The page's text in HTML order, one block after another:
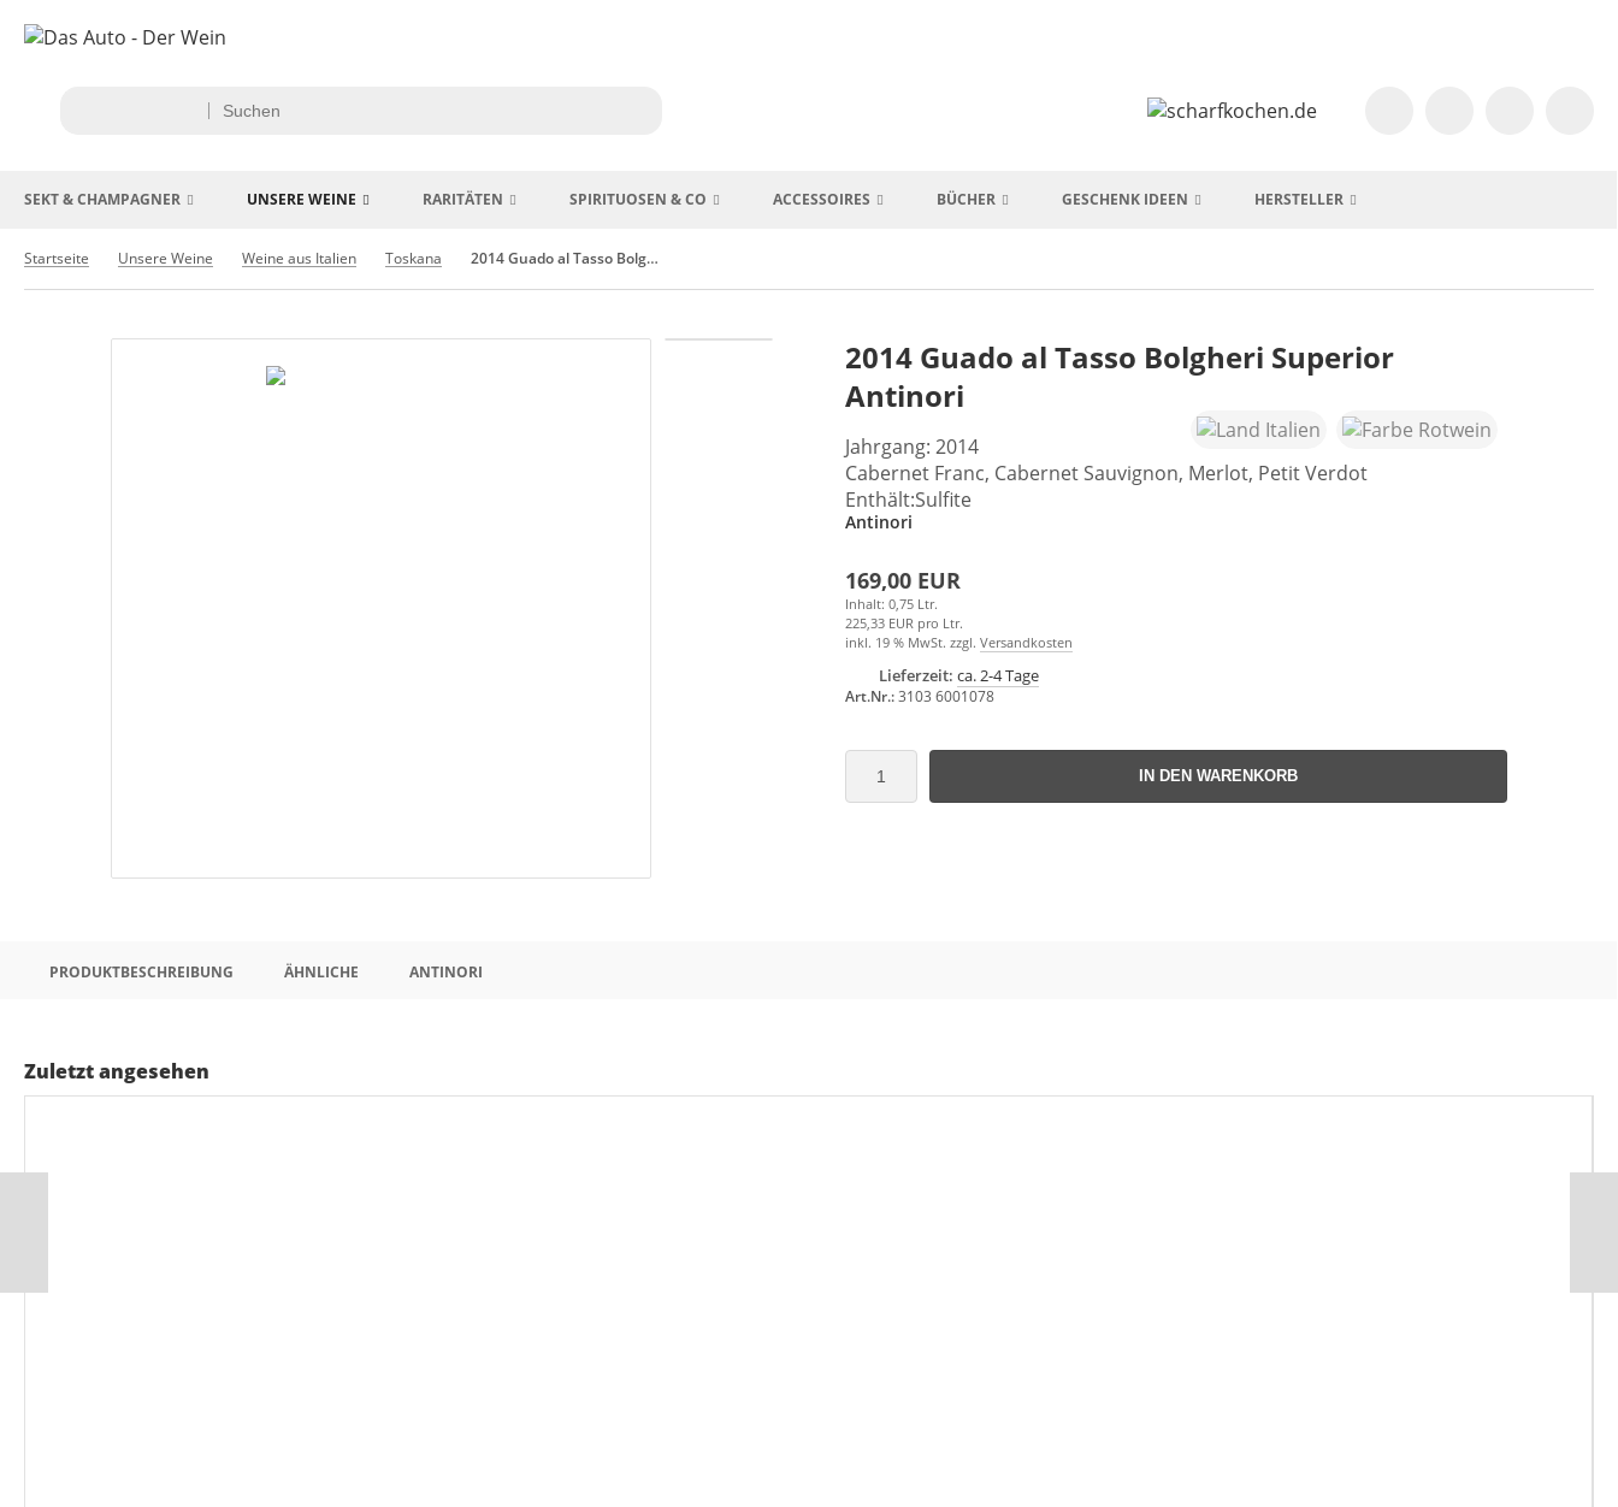
SEKT & CHAMPAGNER UNSERE WEINE RARITÄTEN SPIRITUOSEN & CO ACCESSOIRES BÜCHER GESCHENK IDEEN HERSTELLER
Startseite Unsere Weine Weine aus Italien Toskana 2014 Guado al Tasso Bolgheri Superior Antinori
2014 Guado al Tasso Bolgheri Superior
Antinori
Jahrgang: 2014
Cabernet Franc, Cabernet Sauvignon, Merlot, Petit Verdot
Enthält:Sulfite
Antinori
169,00 EUR
Inhalt: 0,75 Ltr.
225,33 EUR pro Ltr.
inkl. 19 % MwSt. zzgl. Versandkosten
Lieferzeit: ca. 2-4 Tage
Art.Nr.:3103 6001078
IN DEN WARENKORB
PRODUKTBESCHREIBUNG ÄHNLICHE ANTINORI
Zuletzt angesehen